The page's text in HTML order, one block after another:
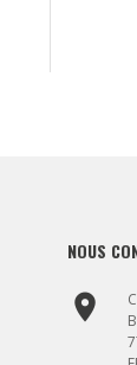
NOUS
place